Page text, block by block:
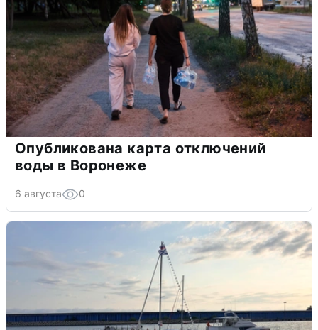
Опубликована карта отключений
воды в Воронеже
6 августа 0